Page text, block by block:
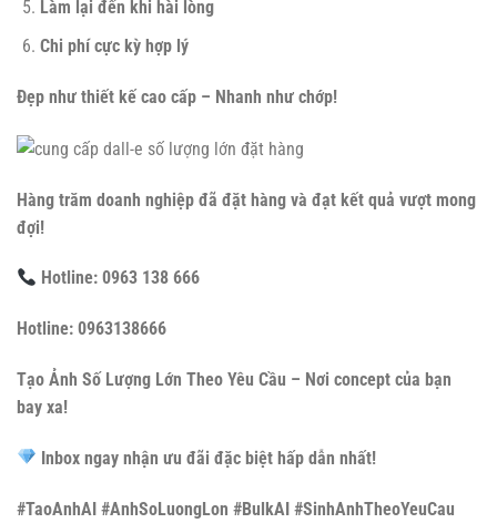
Làm lại đến khi hài lòng
Chi phí cực kỳ hợp lý
Đẹp như thiết kế cao cấp – Nhanh như chớp!
Hàng trăm doanh nghiệp đã đặt hàng và đạt kết quả vượt mong
đợi!
Hotline: 0963 138 666
Hotline: 0963138666
Tạo Ảnh Số Lượng Lớn Theo Yêu Cầu – Nơi concept của bạn
bay xa!
Inbox ngay nhận ưu đãi đặc biệt hấp dẫn nhất!
#TaoAnhAI #AnhSoLuongLon #BulkAI #SinhAnhTheoYeuCau